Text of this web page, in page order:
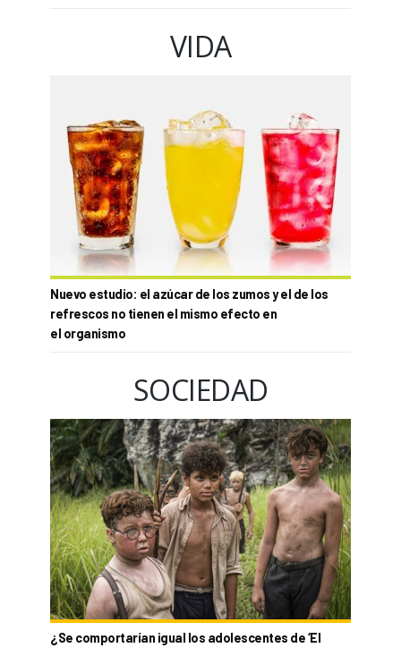
VIDA
Nuevo estudio: el azúcar de los zumos y el de los
refrescos no tienen el mismo efecto en
el organismo
SOCIEDAD
¿Se comportarían igual los adolescentes de ‘El